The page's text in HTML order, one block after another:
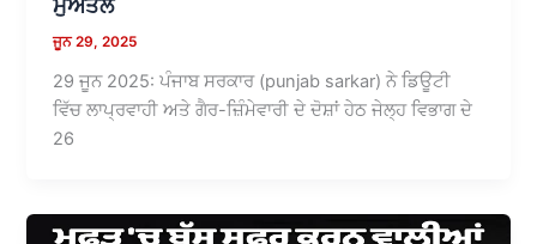
ਜੂਨ 29, 2025
29 ਜੂਨ 2025: ਪੰਜਾਬ ਸਰਕਾਰ (punjab sarkar) ਨੇ ਡਿਊਟੀ
ਵਿੱਚ ਲਾਪ੍ਰਵਾਹੀ ਅਤੇ ਗੈਰ-ਜ਼ਿੰਮੇਵਾਰੀ ਦੇ ਦੋਸ਼ਾਂ ਹੇਠ ਜੇਲ੍ਹ ਵਿਭਾਗ ਦੇ
26